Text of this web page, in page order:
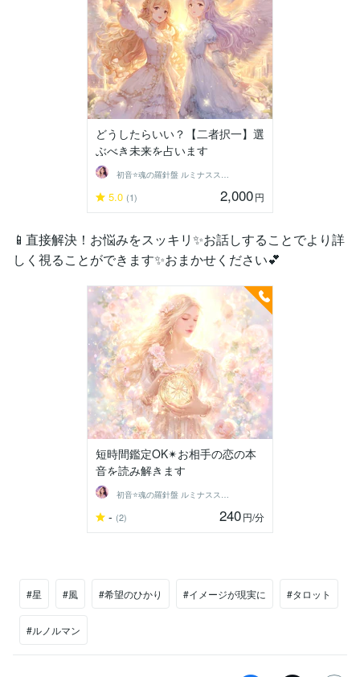
どうしたらいい？【二者択一】選
ぶべき未来を占います
初音⭐️魂の羅針盤 ルミナススター鑑定
5.0 (1) 2,000円
📱直接解決！お悩みをスッキリ✨お話しすることでより詳
しく視ることができます✨おまかせください💕
短時間鑑定OK✴︎お相手の恋の本
音を読み解きます
初音⭐️魂の羅針盤 ルミナススター鑑定
- (2) 240円/分
#星 #風 #希望のひかり #イメージが現実に #タロット
#ルノルマン